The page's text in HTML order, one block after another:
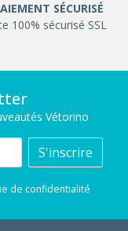
SÉCURISÉ
100% sécurisé SSL
Vétorino
S'inscrire
de confidentialité